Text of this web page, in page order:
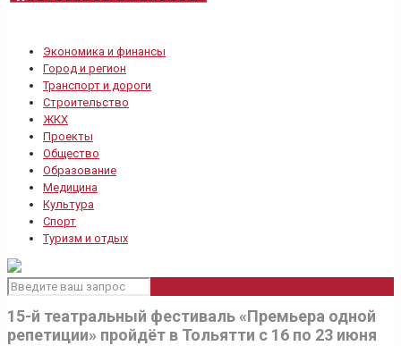
Экономика и финансы
Город и регион
Транспорт и дороги
Строительство
ЖКХ
Проекты
Общество
Образование
Медицина
Культура
Спорт
Туризм и отдых
15-й театральный фестиваль «Премьера одной
репетиции» пройдёт в Тольятти с 16 по 23 июня